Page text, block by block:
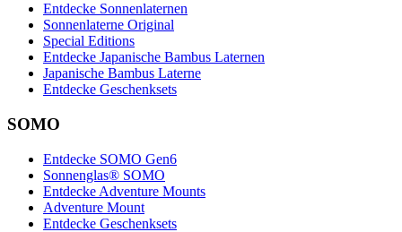
Entdecke Sonnenlaternen
Sonnenlaterne Original
Special Editions
Entdecke Japanische Bambus Laternen
Japanische Bambus Laterne
Entdecke Geschenksets
SOMO
Entdecke SOMO Gen6
Sonnenglas® SOMO
Entdecke Adventure Mounts
Adventure Mount
Entdecke Geschenksets